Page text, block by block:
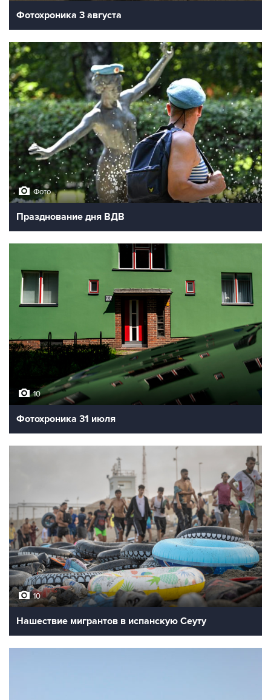
Фотохроника 3 августа
Фото
Празднование дня ВДВ
10
Фотохроника 31 июля
10
Нашествие мигрантов в испанскую Сеуту